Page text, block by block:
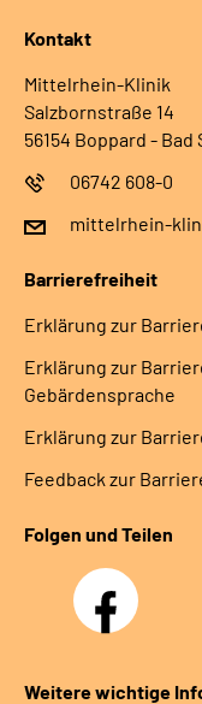
Kontakt
Mittelrhein-Klinik
Salzbornstraße 14
56154 Boppard - Bad
06742 608-0
mittelrhein-
Barrierefreiheit
Erklärung zur
Erklärung zur
Gebärdensprache
Erklärung zur
Feedback zur
Folgen und Teilen
Facebook
Weitere wichtige